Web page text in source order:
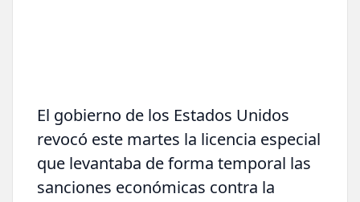
El gobierno de los Estados Unidos
revocó este martes la licencia especial
que levantaba de forma temporal las
sanciones económicas contra la